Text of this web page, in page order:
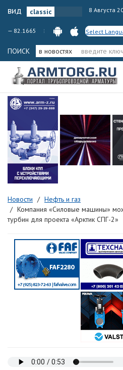
вид 8 Августа
— 82.1665 Select
ПОИСК в новостях
Новости
Нефть и газ
Компания «Силовые машины»
турбин для проекта «Арктик СПГ-2»